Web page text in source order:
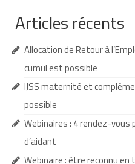
Dossier MDPH
Taux de handicap
Articles récents
Allocation de Retour à
cumul est possible
IJSS maternité et
possible
Webinaires : 4 rendez-
d’aidant
Webinaire : être reconnu en